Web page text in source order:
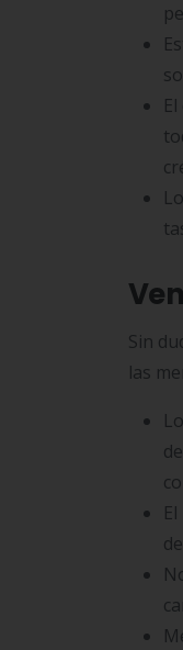
Sin
las